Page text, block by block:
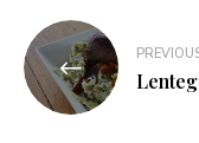
Bericht
navigatie